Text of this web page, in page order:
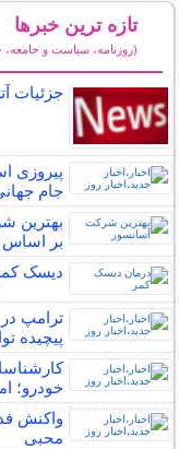
تازه ترین خبرها
(روزنامه، سیاست و
جزئیات
پیروزی
جام
بهترین
بر اساس 10 معیار
دیسک
ترامپ در
پیچیده
خودرو؛
واکنش
محبی